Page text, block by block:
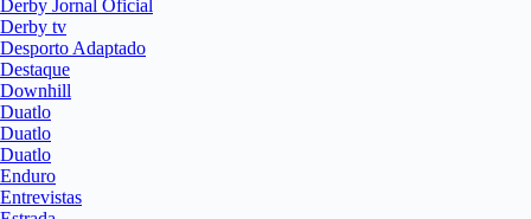
Derby Jornal Oficial
Derby tv
Desporto Adaptado
Destaque
Downhill
Duatlo
Duatlo
Duatlo
Enduro
Entrevistas